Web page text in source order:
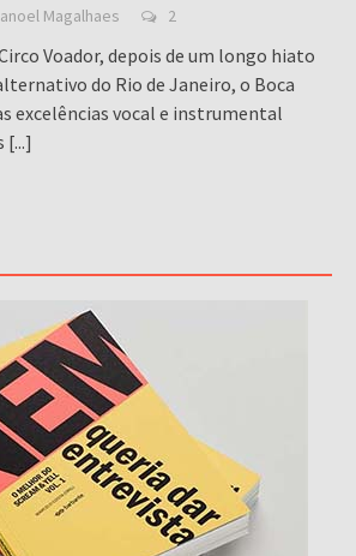
Magalhaes 2
Voador, depois de um longo hiato
do Rio de Janeiro, o Boca
excelências vocal e instrumental
[...]